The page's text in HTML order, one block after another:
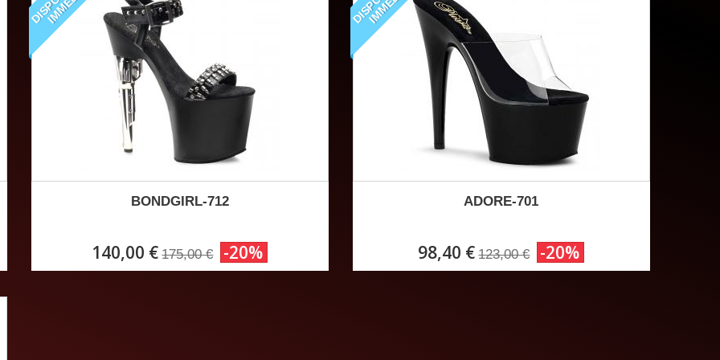
BONDGIRL-712
140,00 € 175,00 € -20%
ADORE-701
98,40 € 123,00 € -20%